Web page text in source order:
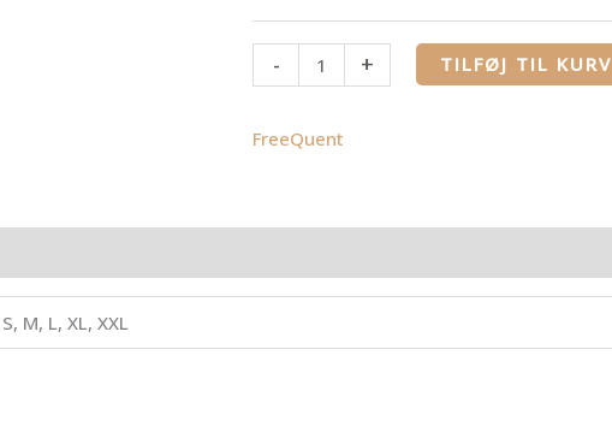
- + TILFØJ TIL KURV
FreeQuent
S, M, L, XL, XXL